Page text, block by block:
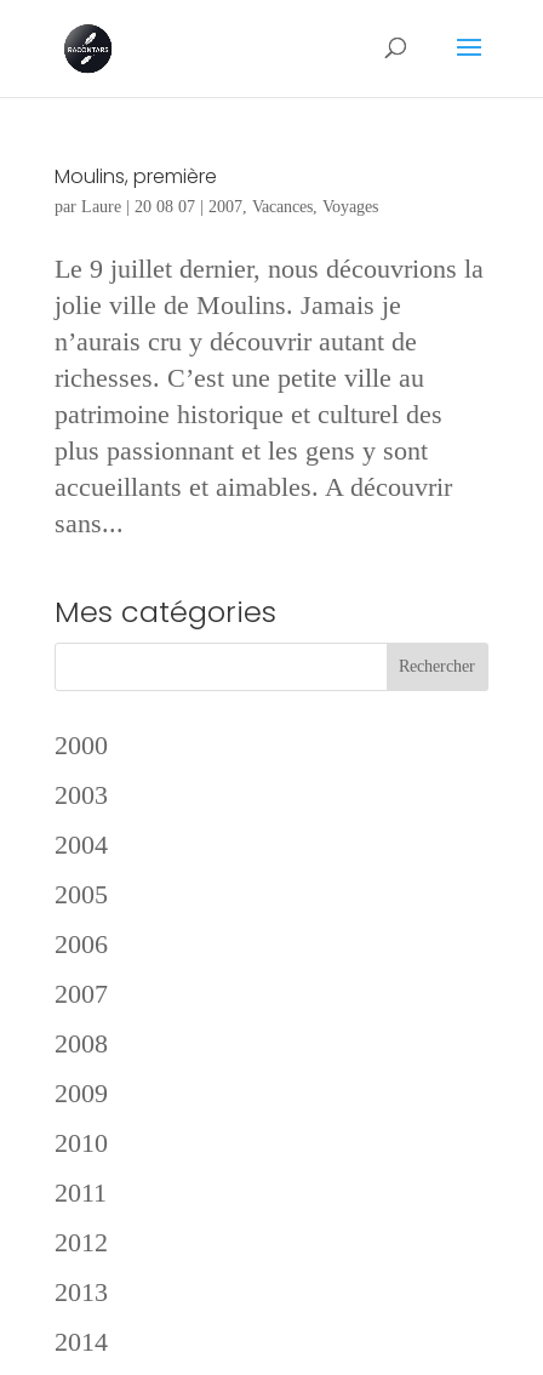
Moulins, première
par Laure| 20 08 07| 2007, Vacances, Voyages
Le 9 juillet dernier, nous découvrions la
jolie ville de Moulins. Jamais je
n’aurais cru y découvrir autant de
richesses. C’est une petite ville au
patrimoine historique et culturel des
plus passionnant et les gens y sont
accueillants et aimables. A découvrir
sans...
Mes catégories
2000
2003
2004
2005
2006
2007
2008
2009
2010
2011
2012
2013
2014